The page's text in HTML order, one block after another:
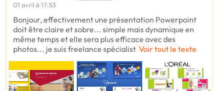
01 avril à 17:53
Bonjour, effectivement une présentation Powerpoint
doit être claire et sobre... simple mais dynamique en
même temps et elle sera plus efficace avec des
photos... je suis freelance spécialist Voir tout le texte